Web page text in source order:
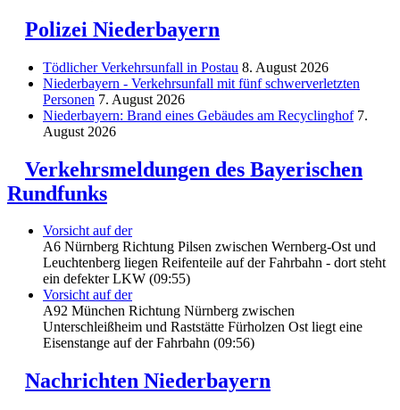
Polizei Niederbayern
Tödlicher Verkehrsunfall in Postau 8. August 2026
Niederbayern - Verkehrsunfall mit fünf schwerverletzten
Personen 7. August 2026
Niederbayern: Brand eines Gebäudes am Recyclinghof 7.
August 2026
Verkehrsmeldungen des Bayerischen
Rundfunks
Vorsicht auf der
A6 Nürnberg Richtung Pilsen zwischen Wernberg-Ost und
Leuchtenberg liegen Reifenteile auf der Fahrbahn - dort steht
ein defekter LKW (09:55)
Vorsicht auf der
A92 München Richtung Nürnberg zwischen
Unterschleißheim und Raststätte Fürholzen Ost liegt eine
Eisenstange auf der Fahrbahn (09:56)
Nachrichten Niederbayern